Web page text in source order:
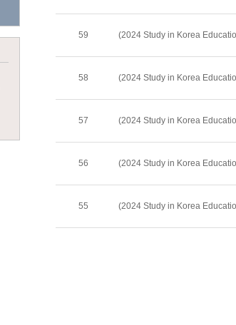
59
58 (2024 Study in Korea
57
56
55 (2024 Study in Korea